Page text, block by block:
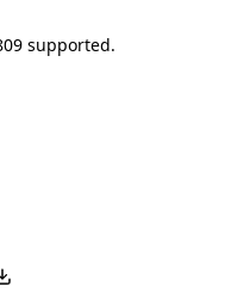
supported.